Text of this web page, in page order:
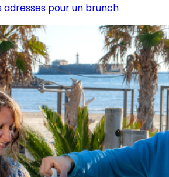
adresses pour un brunch